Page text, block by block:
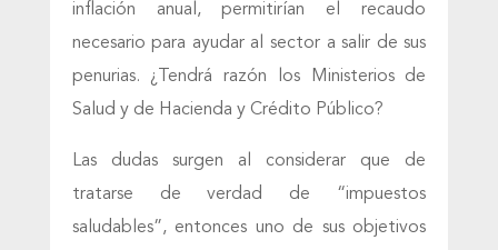
inflación anual, permitirían el recaudo
necesario para ayudar al sector a salir de sus
penurias. ¿Tendrá razón los Ministerios de
Salud y de Hacienda y Crédito Público?
Las dudas surgen al considerar que de
tratarse de verdad de “impuestos
saludables”, entonces uno de sus objetivos